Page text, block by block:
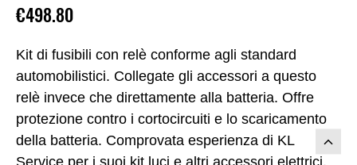
Kit di fusibili con relè conforme agli standard
automobilistici. Collegate gli accessori a questo
relè invece che direttamente alla batteria. Offre
protezione contro i cortocircuiti e lo scaricamento
della batteria. Comprovata esperienza di KL
Service per i suoi kit luci e altri accessori elettrici.
€498.80